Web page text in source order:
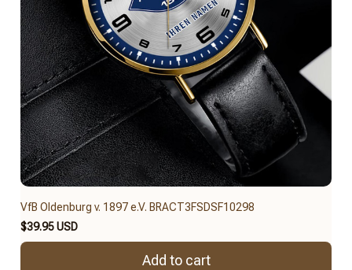
VfB Oldenburg v. 1897 e.V. BRACT3FSDSF10298
$39.95 USD
Add to cart